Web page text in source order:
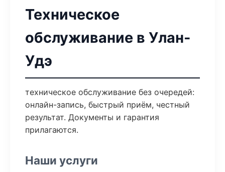
Техническое
обслуживание в Улан-
Удэ
техническое обслуживание без очередей:
онлайн-запись, быстрый приём, честный
результат. Документы и гарантия
прилагаются.
Наши услуги